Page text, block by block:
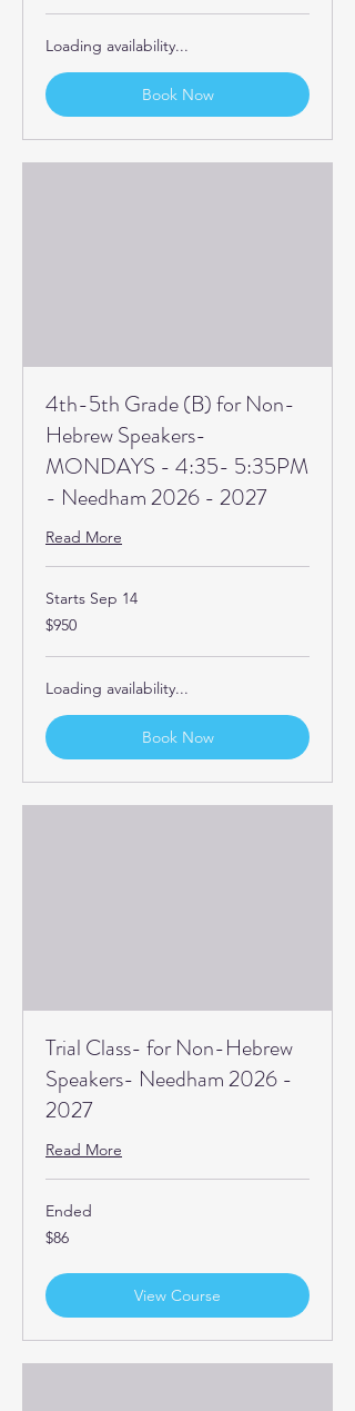
Loading availability...
Book Now
4th-5th Grade (B) for Non-
Hebrew Speakers-
MONDAYS - 4:35- 5:35PM
- Needham 2026 - 2027
Read More
Starts Sep 14
950
US
$950
Loading availability...
Book Now
Trial Class- for Non-Hebrew
Speakers- Needham 2026 -
2027
Read More
Ended
86
US
$86
View Course